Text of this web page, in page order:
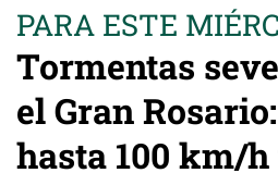
PARA ESTE
Tormentas
el Gran
hasta 100 km/